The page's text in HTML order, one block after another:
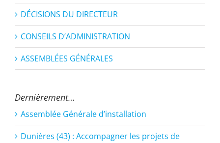
DÉCISIONS DU DIRECTEUR
CONSEILS D’ADMINISTRATION
ASSEMBLÉES GÉNÉRALES
Dernièrement…
Assemblée Générale d’installation
Dunières (43) : Accompagner les projets de